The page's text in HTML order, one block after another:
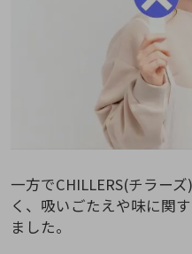
一方でCHILLERS(チラー
く、吸いごたえや味に関
ました。